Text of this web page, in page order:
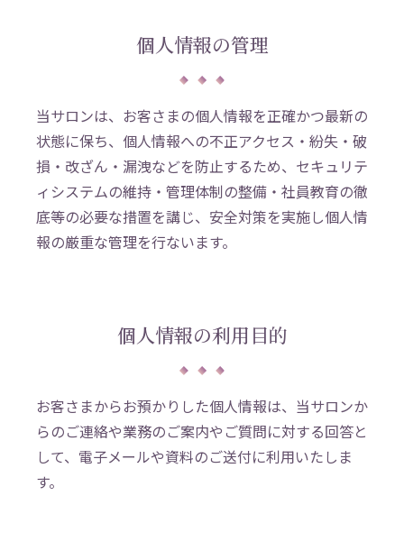
個人情報の管理
当サロンは、お客さまの個人情報を正確かつ最新の
状態に保ち、個人情報への不正アクセス・紛失・破
損・改ざん・漏洩などを防止するため、セキュリテ
ィシステムの維持・管理体制の整備・社員教育の徹
底等の必要な措置を講じ、安全対策を実施し個人情
報の厳重な管理を行ないます。
個人情報の利用目的
お客さまからお預かりした個人情報は、当サロンか
らのご連絡や業務のご案内やご質問に対する回答と
して、電子メールや資料のご送付に利用いたしま
す。